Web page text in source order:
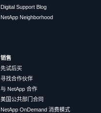
Digital Support Blog
NetApp Neighborhood
销售
先试后买
寻找合作伙伴
与 NetApp 合作
美国公共部门合同
NetApp OnDemand 消费模式